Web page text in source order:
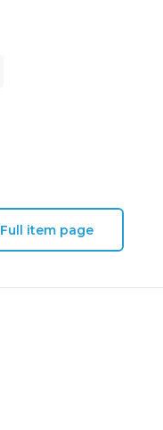
Full item page